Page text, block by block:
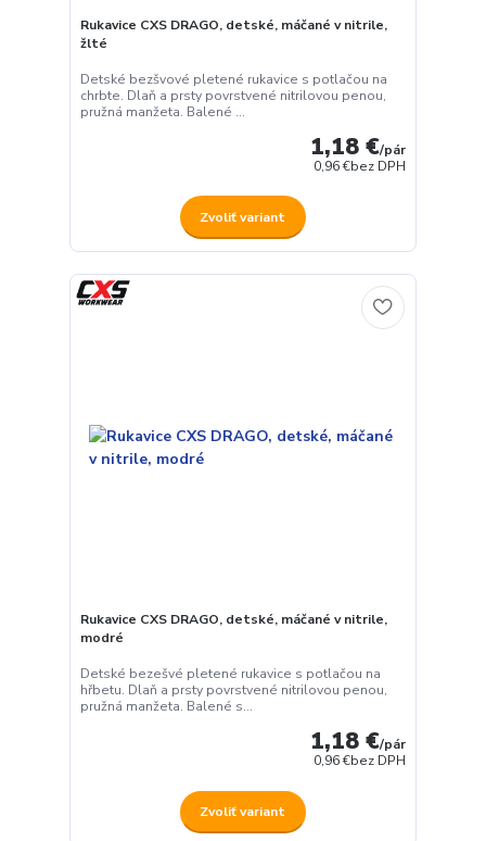
Rukavice CXS DRAGO, detské, máčané v nitrile,
žlté
Detské bezšvové pletené rukavice s potlačou na
chrbte. Dlaň a prsty povrstvené nitrilovou penou,
pružná manžeta. Balené ...
1,18 €/pár
0,96 €bez DPH
Zvoliť variant
Rukavice CXS DRAGO, detské, máčané v nitrile,
modré
Detské bezešvé pletené rukavice s potlačou na
hřbetu. Dlaň a prsty povrstvené nitrilovou penou,
pružná manžeta. Balené s...
1,18 €/pár
0,96 €bez DPH
Zvoliť variant